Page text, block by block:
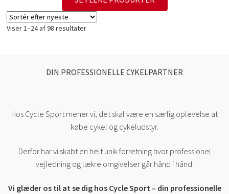
2.099,95 kr..
2.005,00 kr..
Viser 1–24 af 98 resultaterSorteret
DIN PROFESSIONELLE CYKELPARTNER
Hos Cycle Sport mener vi, det skal være en særlig oplevelse at
købe cykel og cykeludstyr.
Derfor har vi skabt en helt unik forretning hvor professionel
vejledning og lækre omgivelser går hånd i hånd.
Vi glæder os til at se dig hos Cycle Sport – din professionelle